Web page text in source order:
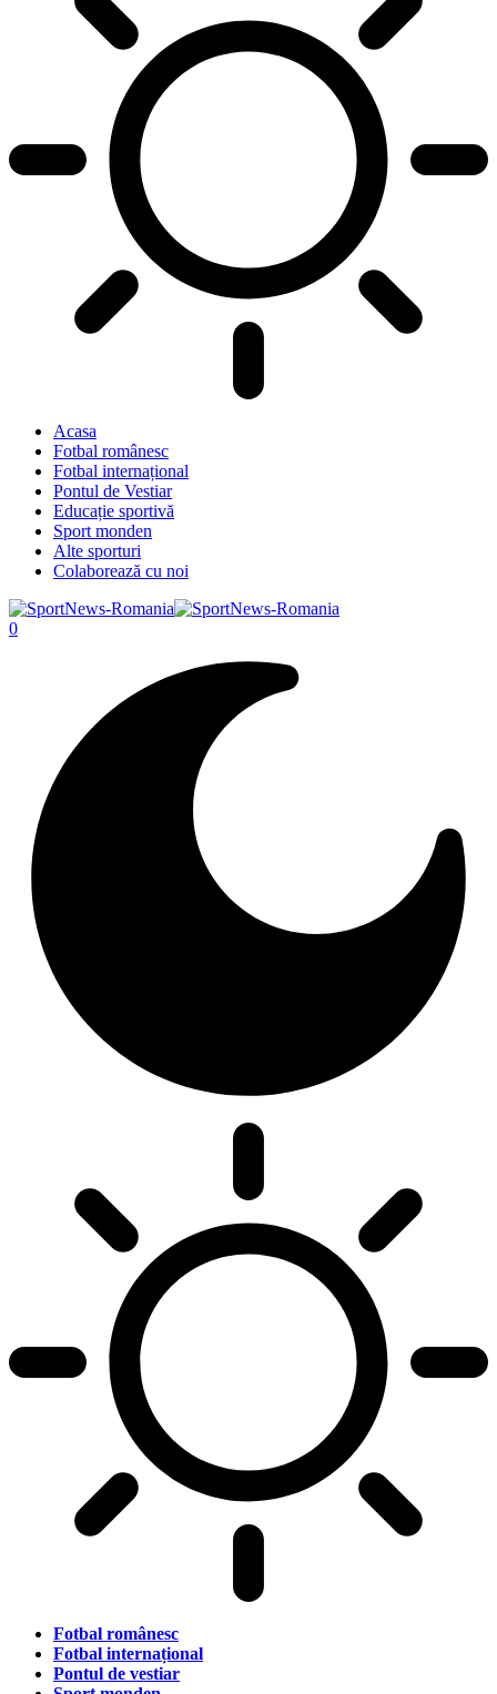
Acasa
Fotbal românesc
Fotbal internațional
Pontul de Vestiar
Educație sportivă
Sport monden
Alte sporturi
Colaborează cu noi
0
Fotbal românesc
Fotbal internațional
Pontul de vestiar